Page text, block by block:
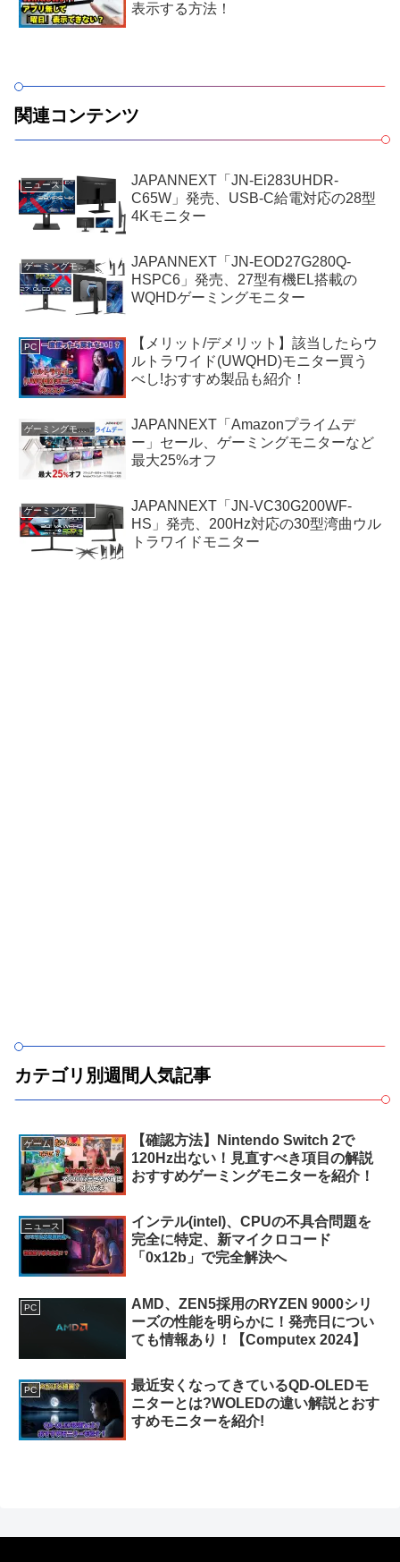
表示する方法！
関連コンテンツ
ニュース
JAPANNEXT「JN-Ei283UHDR-
C65W」発売、USB-C給電対応の28型
4Kモニター
ゲーミングモニター
JAPANNEXT「JN-EOD27G280Q-
HSPC6」発売、27型有機EL搭載の
WQHDゲーミングモニター
PC
【メリット/デメリット】該当したらウ
ルトラワイド(UWQHD)モニター買う
べし!おすすめ製品も紹介！
ゲーミングモニター
JAPANNEXT「Amazonプライムデ
ー」セール、ゲーミングモニターなど
最大25%オフ
ゲーミングモニター
JAPANNEXT「JN-VC30G200WF-
HS」発売、200Hz対応の30型湾曲ウル
トラワイドモニター
カテゴリ別週間人気記事
ゲーム
【確認方法】Nintendo Switch 2で
120Hz出ない！見直すべき項目の解説
おすすめゲーミングモニターを紹介！
ニュース
インテル(intel)、CPUの不具合問題を
完全に特定、新マイクロコード
「0x12b」で完全解決へ
PC
AMD、ZEN5採用のRYZEN 9000シリ
ーズの性能を明らかに！発売日につい
ても情報あり！【Computex 2024】
PC
最近安くなってきているQD-OLEDモ
ニターとは?WOLEDの違い解説とおす
すめモニターを紹介!